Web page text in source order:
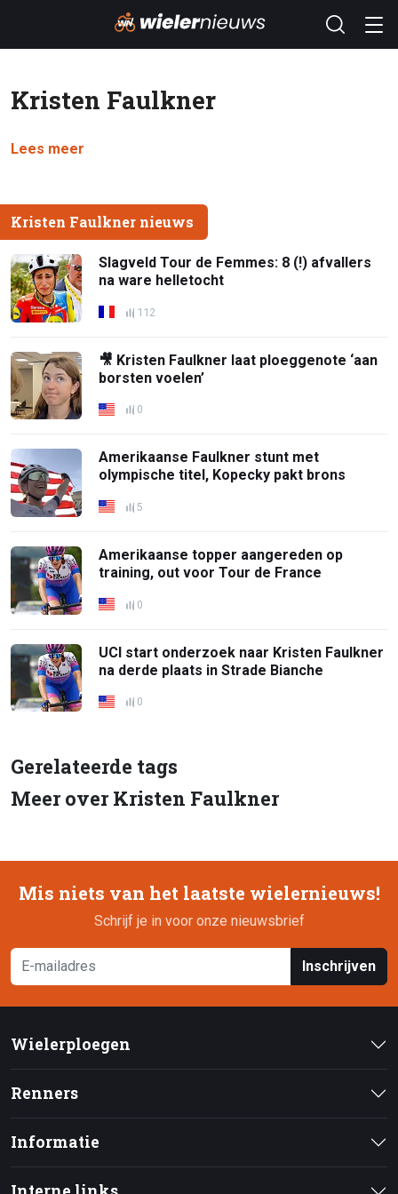
Kristen Faulkner
Lees meer
Kristen Faulkner nieuws
Slagveld Tour de Femmes: 8 (!) afvallers
na ware helletocht
112
🎥 Kristen Faulkner laat ploeggenote ‘aan
borsten voelen’
0
Amerikaanse Faulkner stunt met
olympische titel, Kopecky pakt brons
5
Amerikaanse topper aangereden op
training, out voor Tour de France
0
UCI start onderzoek naar Kristen Faulkner
na derde plaats in Strade Bianche
0
Gerelateerde tags
Meer over Kristen Faulkner
Mis niets van het laatste wielernieuws!
Schrijf je in voor onze nieuwsbrief
Inschrijven
Wielerploegen
Renners
Informatie